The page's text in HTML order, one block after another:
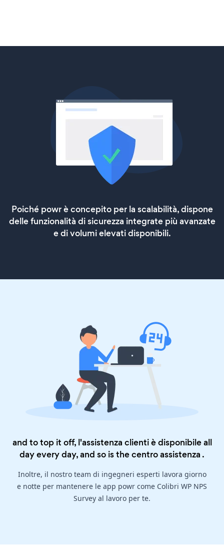
Poiché powr è concepito per la scalabilità, dispone
delle funzionalità di sicurezza integrate più avanzate
e di volumi elevati disponibili.
and to top it off, l'assistenza clienti è disponibile all
day every day, and so is thecentro assistenza .
Inoltre, il nostro team di ingegneri esperti lavora giorno
e notte per mantenere le app powr come Colibri WP NPS
Survey al lavoro per te.